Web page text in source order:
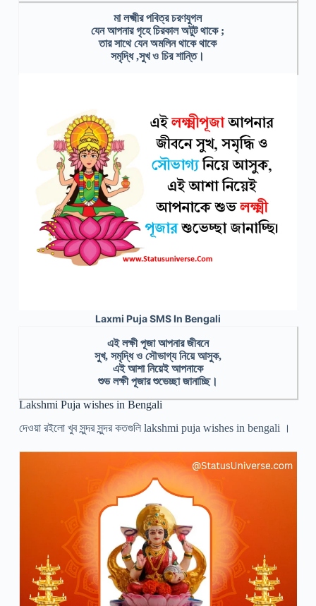
মা লক্ষ্মীর পবিত্র চরণযুগল
যেন আপনার গৃহে চিরকাল অটুট থাকে ;
তার সাথে যেন অমলিন থাকে থাকে
সমৃদ্ধি ,সুখ ও চির শান্তি।
Laxmi Puja SMS In Bengali
এই লক্ষী পূজা আপনার জীবনে
সুখ, সমৃদ্ধি ও সৌভাগ্য নিয়ে আসুক,
এই আশা নিয়েই আপনাকে
শুভ লক্ষী পূজার শুভেচ্ছা জানাচ্ছি।
Lakshmi Puja wishes in Bengali
দেওয়া রইলো খুব সুন্দর সুন্দর কতগুলি lakshmi puja wishes in bengali ।